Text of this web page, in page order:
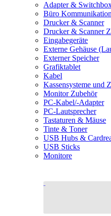
Adapter &
Büro Kommunikation
Drucker & Scanner
Drucker & Scanner
Eingabegeräte
Externe Gehäuse
Externer Speicher
Grafiktablet
Kabel
Kassensysteme und
Monitor Zubehör
PC-Kabel/-Adapter
PC-Lautsprecher
Tastaturen & Mäuse
Tinte & Toner
USB Hubs &
USB Sticks
Monitore